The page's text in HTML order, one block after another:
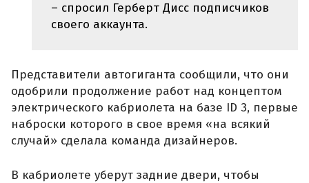
– спросил Герберт Дисс подписчиков
своего аккаунта.
Представители автогиганта сообщили, что они
одобрили продолжение работ над концептом
электрического кабриолета на базе ID 3, первые
наброски которого в свое время «на всякий
случай» сделала команда дизайнеров.
В кабриолете уберут задние двери, чтобы